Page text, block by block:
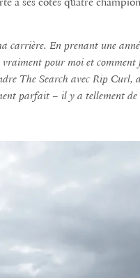
à ses côtés quatre
carrière. En prenant une
pour moi et comment
The Search avec Rip Curl,
parfait – il y a tellement de